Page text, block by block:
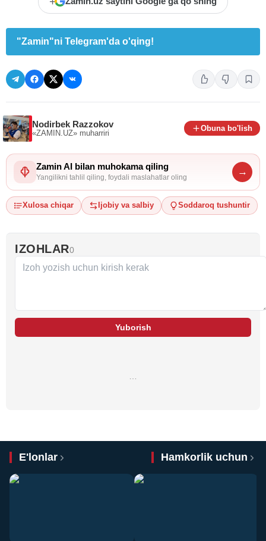
"Zamin"ni Telegram'da o'qing!
Nodirbek Razzokov
«ZAMIN.UZ» muharriri
Obuna bo'lish
Zamin AI bilan muhokama qiling
Yangilikni tahlil qiling, foydali maslahatlar oling
→
Xulosa chiqar Ijobiy va salbiy Soddaroq tushuntir
IZOHLAR0
Yuborish
E'lonlar Hamkorlik uchun